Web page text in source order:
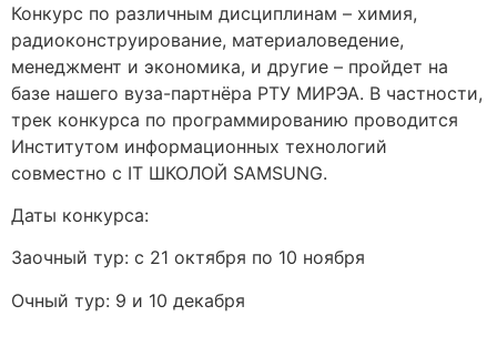
Конкурс по различным дисциплинам – химия,
радиоконструирование, материаловедение,
менеджмент и экономика, и другие – пройдет на
базе нашего вуза-партнёра РТУ МИРЭА. В частности,
трек конкурса по программированию проводится
Институтом информационных технологий
совместно с IT ШКОЛОЙ SAMSUNG.
Даты конкурса:
Заочный тур: с 21 октября по 10 ноября
Очный тур: 9 и 10 декабря